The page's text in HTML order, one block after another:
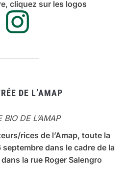
cliquez sur les logos
DE L’AMAP
BIO DE L’AMAP
rices de l’Amap, toute la
dans le cadre de la
la rue Roger Salengro